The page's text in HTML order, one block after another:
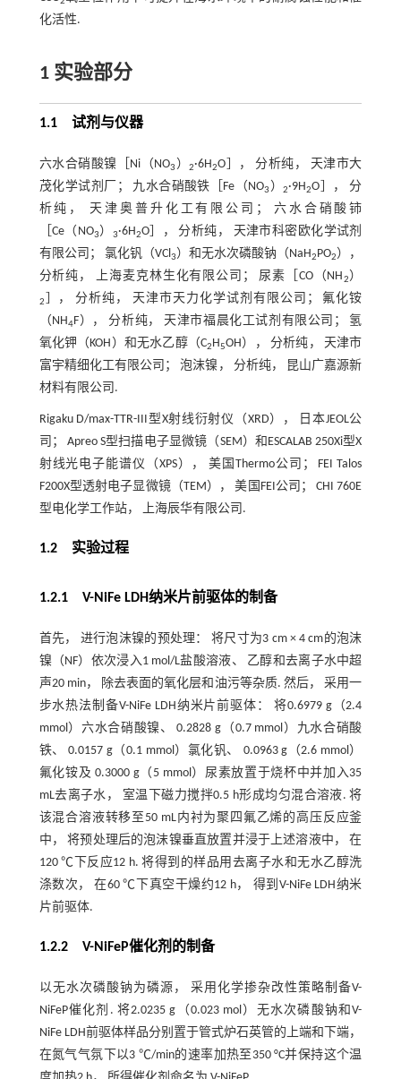
化活性.
1 实验部分
1.1 试剂与仪器
六水合硝酸镍［Ni（NO3 ）2·6H2O］， 分析纯， 天津市大
茂化学试剂厂； 九水合硝酸铁［Fe（NO3 ）2·9H2O］， 分
析纯， 天津奥普升化工有限公司； 六水合硝酸铈
［Ce（NO3） 3·6H2O］， 分析纯， 天津市科密欧化学试剂
有限公司； 氯化钒（VCl3）和无水次磷酸钠（NaH2PO2），
分析纯， 上海麦克林生化有限公司； 尿素［CO（NH2）
2
］， 分析纯， 天津市天力化学试剂有限公司； 氟化铵
（NH4F）， 分析纯， 天津市福晨化工试剂有限公司； 氢
氧化钾（KOH）和无水乙醇（C2H5OH）， 分析纯， 天津市
富宇精细化工有限公司； 泡沫镍， 分析纯， 昆山广嘉源新
材料有限公司.
Rigaku D/max-TTR-III型X射线衍射仪（XRD）， 日本JEOL公
司； Apreo S型扫描电子显微镜（SEM）和ESCALAB 250Xi型X
射线光电子能谱仪（XPS）， 美国Thermo公司； FEI Talos
F200X型透射电子显微镜（TEM）， 美国FEI公司； CHI 760E
型电化学工作站， 上海辰华有限公司.
1.2 实验过程
1.2.1 V-NiFe LDH纳米片前驱体的制备
首先， 进行泡沫镍的预处理： 将尺寸为3 cm × 4 cm的泡沫
镍（NF）依次浸入1 mol/L盐酸溶液、 乙醇和去离子水中超
声20 min， 除去表面的氧化层和油污等杂质. 然后， 采用一
步水热法制备V-NiFe LDH纳米片前驱体： 将0.6979 g（2.4
mmol）六水合硝酸镍、 0.2828 g（0.7 mmol）九水合硝酸
铁、 0.0157 g（0.1 mmol）氯化钒、 0.0963 g（2.6 mmol）
氟化铵及 0.3000 g（5 mmol）尿素放置于烧杯中并加入35
mL去离子水， 室温下磁力搅拌0.5 h形成均匀混合溶液. 将
该混合溶液转移至50 mL内衬为聚四氟乙烯的高压反应釜
中， 将预处理后的泡沫镍垂直放置并浸于上述溶液中， 在
120 ℃下反应12 h. 将得到的样品用去离子水和无水乙醇洗
涤数次， 在60 ℃下真空干燥约12 h， 得到V-NiFe LDH纳米
片前驱体.
1.2.2 V-NiFeP催化剂的制备
以无水次磷酸钠为磷源， 采用化学掺杂改性策略制备V-
NiFeP催化剂. 将2.0235 g（0.023 mol）无水次磷酸钠和V-
NiFe LDH前驱体样品分别置于管式炉石英管的上端和下端，
在氮气气氛下以3 ℃/min的速率加热至350 °C并保持这个温